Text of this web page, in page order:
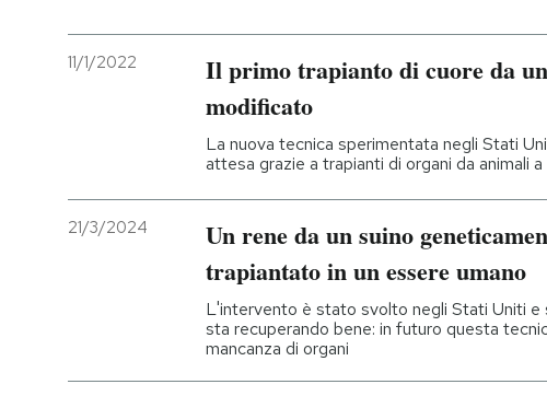
11/1/2022
Il primo trapianto di cuore da
modificato
La nuova tecnica sperimentata negli Stati
attesa grazie a trapianti di organi da animali
21/3/2024
Un rene da un suino
trapiantato in un essere umano
L'intervento è stato svolto negli Stati Uniti e
sta recuperando bene: in futuro questa
mancanza di organi